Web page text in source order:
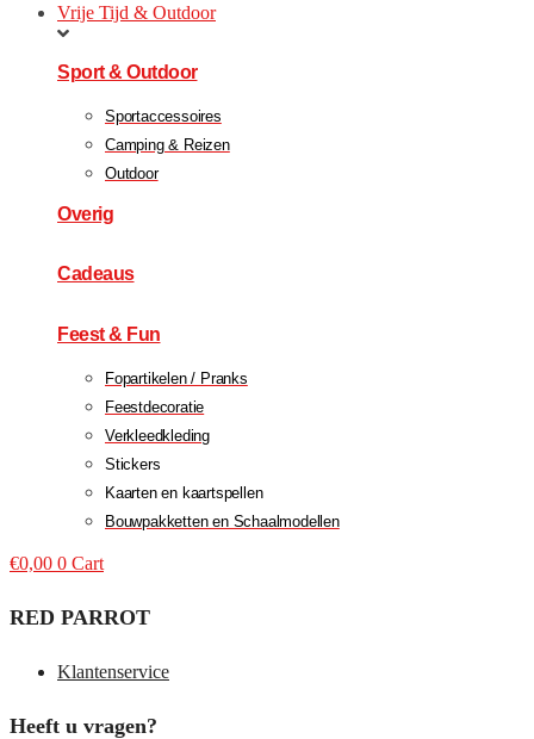
Vrije Tijd & Outdoor
Sport & Outdoor
Sportaccessoires
Camping & Reizen
Outdoor
Overig
Cadeaus
Feest & Fun
Fopartikelen / Pranks
Feestdecoratie
Verkleedkleding
Stickers
Kaarten en kaartspellen
Bouwpakketten en Schaalmodellen
€0,00 0 Cart
RED PARROT
Klantenservice
Heeft u vragen?